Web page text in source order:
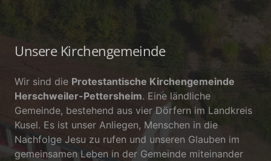
Unsere Kirchengemeinde
Wir sind die Protestantische Kirchengemeinde
Herschweiler-Pettersheim. Eine ländliche
Gemeinde, bestehend aus vier Dörfern im Landkreis
Kusel. Es ist unser Anliegen, Menschen in die
Nachfolge Jesu zu rufen und unseren Glauben im
gemeinsamen Leben in der Gemeinde miteinander